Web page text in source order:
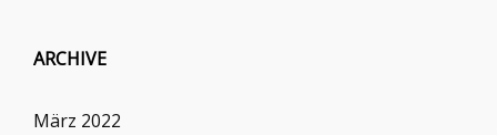
ARCHIVE
März 2022